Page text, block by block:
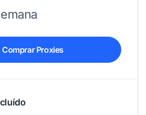
Comprar Proxies